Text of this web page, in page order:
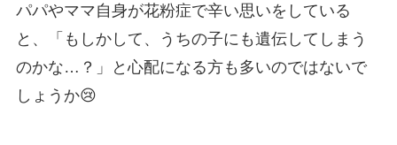
パパやママ自身が花粉症で辛い思いをしている
と、「もしかして、うちの子にも遺伝してしまう
のかな…？」と心配になる方も多いのではないで
しょうか😢